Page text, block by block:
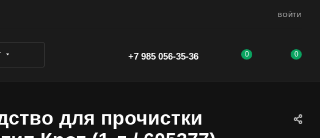
ВОЙТИ
+7 985 056-35-36 0 0
для прочистки